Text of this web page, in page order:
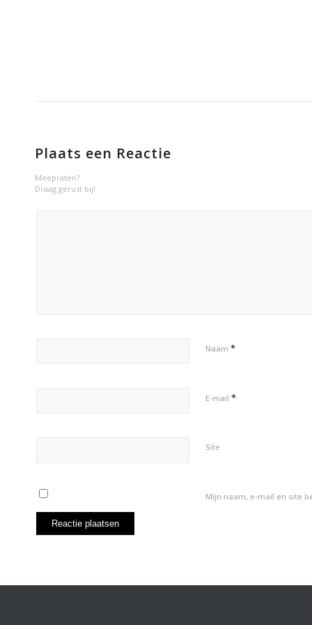
Plaats een Reactie
Meepraten?
Draag gerust bij!
Naam *
E-mail *
Site
Mijn naam, e-mail en site